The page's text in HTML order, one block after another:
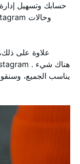
حسابك وتسهيل
علاوة على
يناسب الجميع،